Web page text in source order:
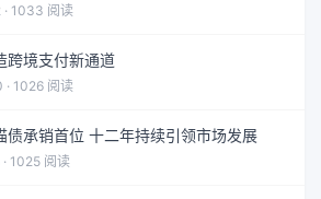
1033 阅读
跨境支付新通道
1026 阅读
债承销首位 十二年持续引领市场发展
1025 阅读